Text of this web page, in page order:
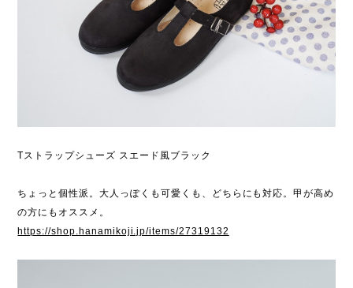
Tストラップシューズ スエード風ブラック
ちょっと個性派。大人っぽくも可愛くも、どちらにも対応。甲が高め
の方にもオススメ。
https://shop.hanamikoji.jp/items/27319132